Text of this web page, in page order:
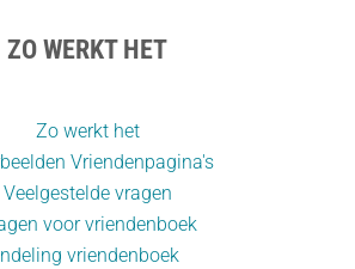
ZO WERKT HET
Zo werkt het
Vriendenpagina's
Veelgestelde vragen
voor vriendenboek
Indeling vriendenboek